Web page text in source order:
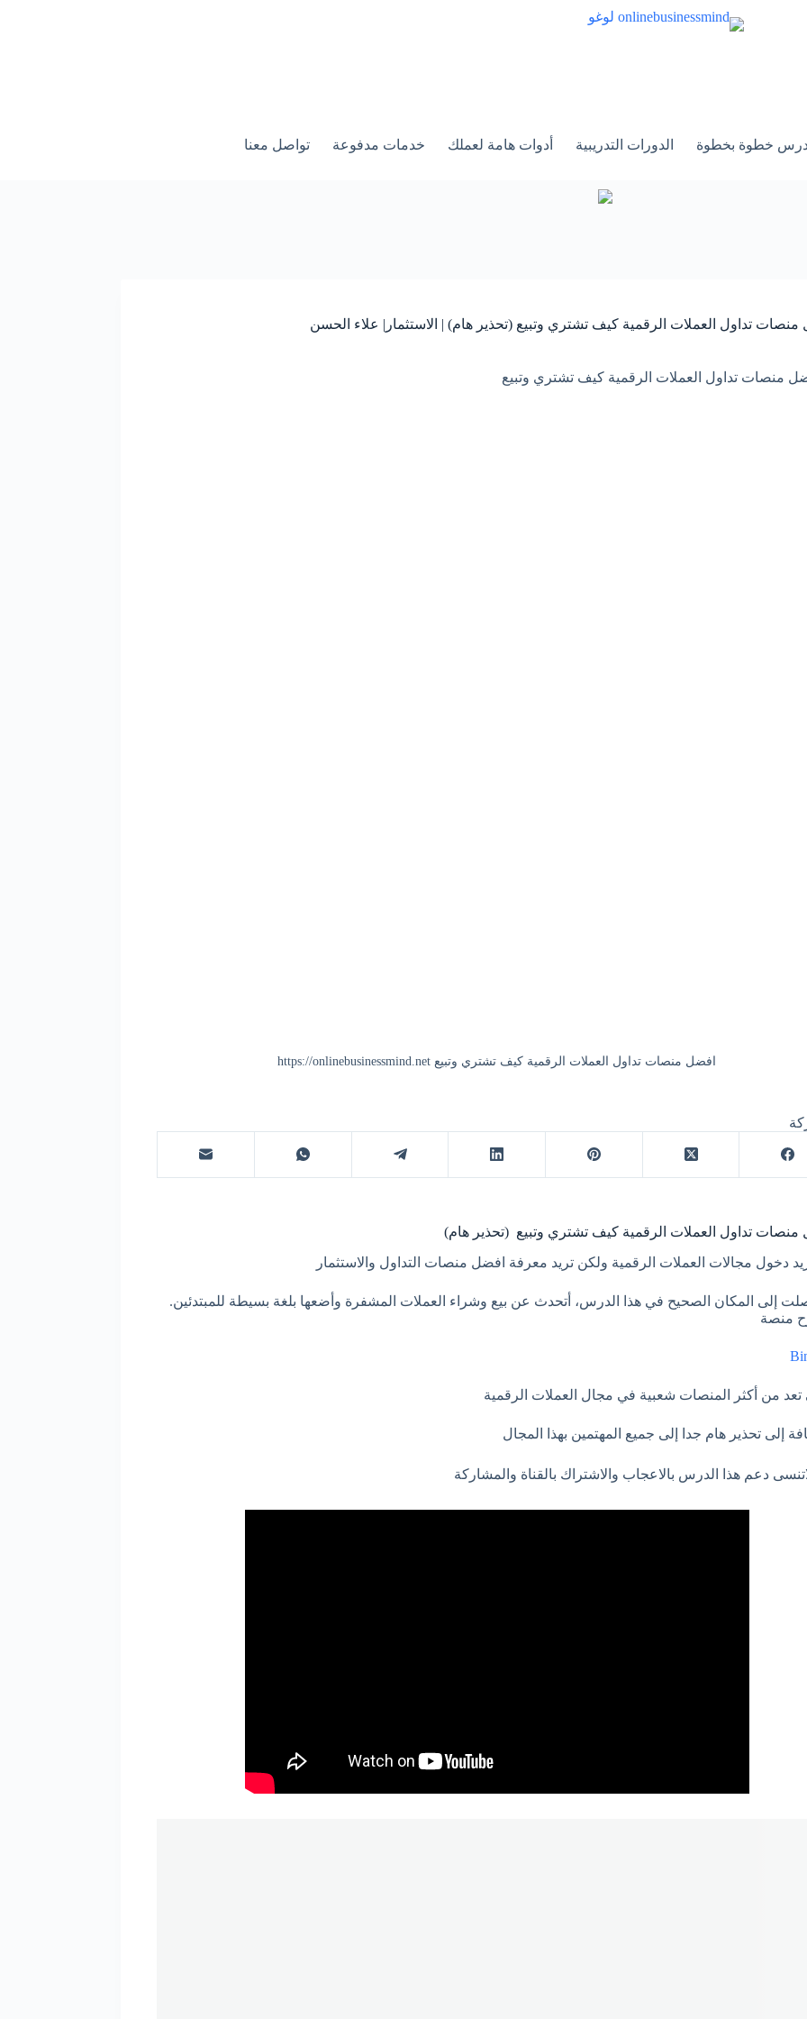
الدورات التدريبية أدوات هامة لعملك خدمات مدفوعة تواصل معنا
تداول العملات الرقمية كيف تشتري وتبيع (تحذير هام) | الاستثمار| علاء الحسن
افضل منصات تداول العملات الرقمية كيف تشتري وتبيع https://onlinebusinessmind.net
تداول العملات الرقمية كيف تشتري وتبيع (تحذير هام)
دخول مجالات العملات الرقمية ولكن تريد معرفة افضل منصات التداول والاستثمار
إلى المكان الصحيح في هذا الدرس، أتحدث عن بيع وشراء العملات المشفرة وأضعها بلغة بسيطة للمبتدئين.
منصة
تعد من أكثر المنصات شعبية في مجال العملات الرقمية
إلى تحذير هام جدا إلى جميع المهتمين بهذا المجال
دعم هذا الدرس بالاعجاب والاشتراك بالقناة والمشاركة